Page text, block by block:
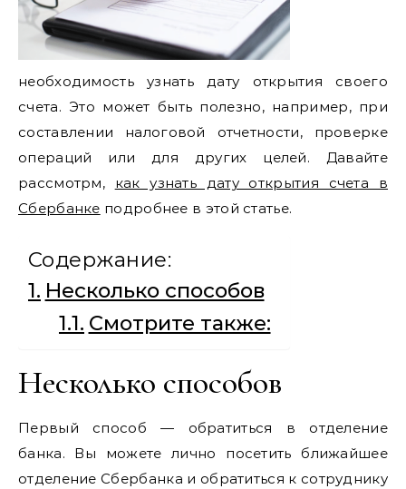
необходимость узнать дату открытия своего
счета. Это может быть полезно, например, при
составлении налоговой отчетности, проверке
операций или для других целей. Давайте
рассмотрм, как узнать дату открытия счета в
Сбербанке подробнее в этой статье.
Содержание:
Несколько способов
Смотрите также:
Несколько способов
Первый способ — обратиться в отделение
банка. Вы можете лично посетить ближайшее
отделение Сбербанка и обратиться к сотруднику